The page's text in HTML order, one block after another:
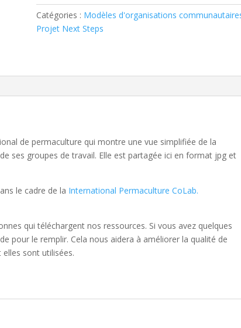
CoLab
Catégories : Modèles d'organisations
Projet Next Steps
de permaculture qui montre une vue simplifiée de la
ses groupes de travail. Elle est partagée ici en format jpg et
le cadre de la International Permaculture CoLab.
qui téléchargent nos ressources. Si vous avez quelques
pour le remplir. Cela nous aidera à améliorer la qualité de
sont utilisées.